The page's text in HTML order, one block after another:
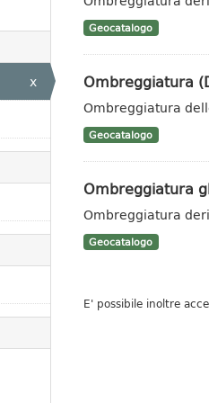
x
Geocatalogo
Ombreggiatura
Ombreggiatura
Geocatalogo
Ombreggiatura
Ombreggiatura
Geocatalogo
E' possibile inoltre